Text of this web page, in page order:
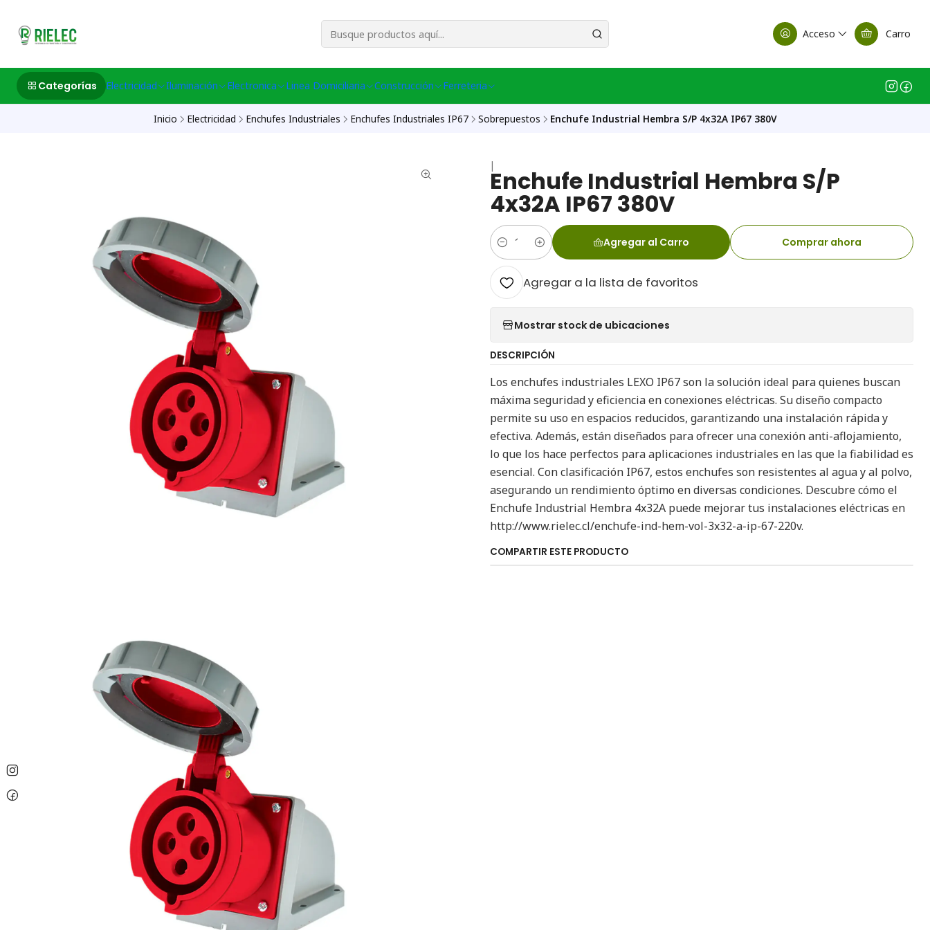
Acceso Carro
Categorías Electricidad Iluminación Electronica Linea Domiciliaria Construcción Ferreteria
Inicio Electricidad Enchufes Industriales Enchufes Industriales IP67 Sobrepuestos Enchufe Industrial Hembra S/P 4x32A IP67 380V
|
Enchufe Industrial Hembra S/P
4x32A IP67 380V
Cantidad
Agregar al Carro Comprar ahora
Agregar a la lista de favoritos
Mostrar stock de ubicaciones
DESCRIPCIÓN
Los enchufes industriales LEXO IP67 son la solución ideal para quienes buscan
máxima seguridad y eficiencia en conexiones eléctricas. Su diseño compacto
permite su uso en espacios reducidos, garantizando una instalación rápida y
efectiva. Además, están diseñados para ofrecer una conexión anti-aflojamiento,
lo que los hace perfectos para aplicaciones industriales en las que la fiabilidad es
esencial. Con clasificación IP67, estos enchufes son resistentes al agua y al polvo,
asegurando un rendimiento óptimo en diversas condiciones. Descubre cómo el
Enchufe Industrial Hembra 4x32A puede mejorar tus instalaciones eléctricas en
http://www.rielec.cl/enchufe-ind-hem-vol-3x32-a-ip-67-220v.
COMPARTIR ESTE PRODUCTO